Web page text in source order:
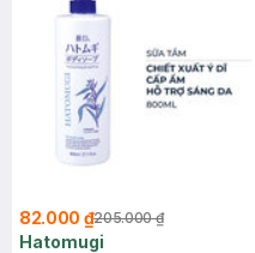
82.000 ₫205.000 ₫
Hatomugi